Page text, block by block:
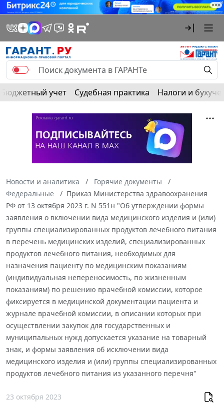
Бюджетный учет Судебная практика Налоги и
Новости и аналитика
Горячие документы
Федеральные
Приказ Министерства здравоохранения
РФ от 13 октября 2023 г. N 551н "Об утверждении формы
заявления о включении вида медицинского изделия и (или)
группы специализированных продуктов лечебного питания
в перечень медицинских изделий, специализированных
продуктов лечебного питания, необходимых для
назначения пациенту по медицинским показаниям
(индивидуальная непереносимость, по жизненным
показаниям) по решению врачебной комиссии, которое
фиксируется в медицинской документации пациента и
журнале врачебной комиссии, в описании которых при
осуществлении закупок для государственных и
муниципальных нужд допускается указание на товарный
знак, и формы заявления об исключении вида
медицинского изделия и (или) группы специализированных
продуктов лечебного питания из указанного перечня"
23 октября 2023